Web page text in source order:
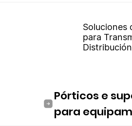
Soluciones
para
Distribución
Pórticos e
para